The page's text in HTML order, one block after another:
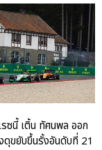
รซนี้ เติ้น ทัศนพล ออก
ดุขยับขึ้นรั้งอันดับที่ 21